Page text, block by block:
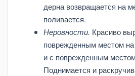
дерна возвращается на
поливается.
Неровности. Красиво
поврежденным местом
и с поврежденным
Поднимается и